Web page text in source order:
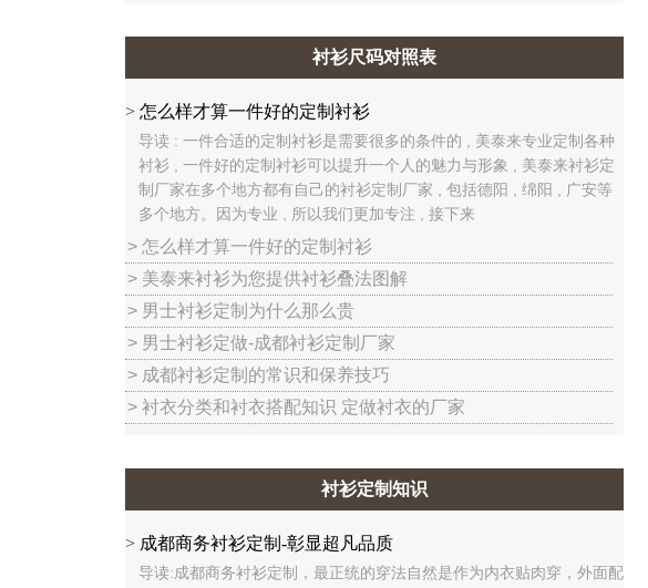
衬衫尺码对照表
> 怎么样才算一件好的定制衬衫
导读 : 一件合适的定制衬衫是需要很多的条件的 , 美泰来专业定制各种
衬衫 , 一件好的定制衬衫可以提升一个人的魅力与形象 , 美泰来衬衫定
制厂家在多个地方都有自己的衬衫定制厂家 , 包括德阳 , 绵阳 , 广安等
多个地方。因为专业 , 所以我们更加专注 , 接下来
> 怎么样才算一件好的定制衬衫
> 美泰来衬衫为您提供衬衫叠法图解
> 男士衬衫定制为什么那么贵
> 男士衬衫定做-成都衬衫定制厂家
> 成都衬衫定制的常识和保养技巧
> 衬衣分类和衬衣搭配知识 定做衬衣的厂家
衬衫定制知识
> 成都商务衬衫定制-彰显超凡品质
导读:成都商务衬衫定制，最正统的穿法自然是作为内衣贴肉穿，外面配